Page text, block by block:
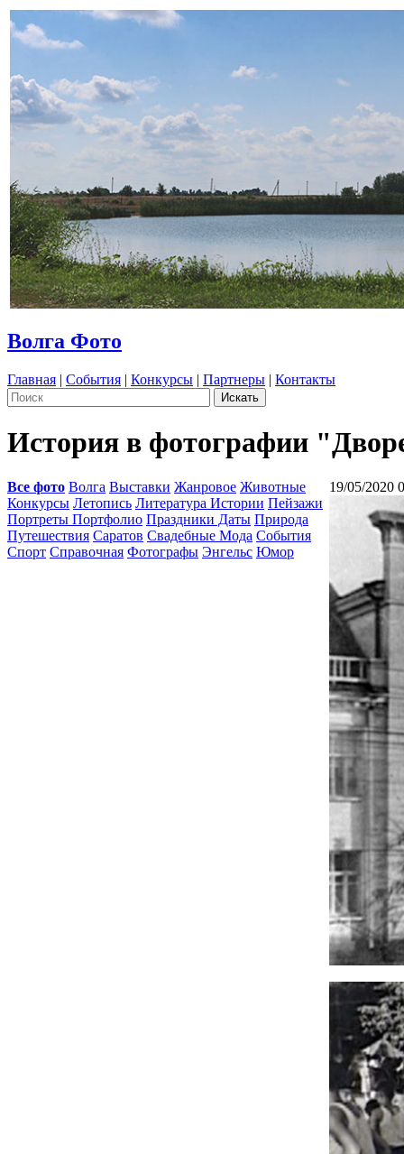
Волга Фото
Главная | События | Конкурсы | Партнеры | Контакты
История в фотографии
Все фото Волга Выставки Жанровое Животные
Конкурсы Летопись Литература Истории Пейзажи
Портреты Портфолио Праздники Даты Природа
Путешествия Саратов Свадебные Мода События
Спорт Справочная Фотографы Энгельс Юмор
19/05/2020